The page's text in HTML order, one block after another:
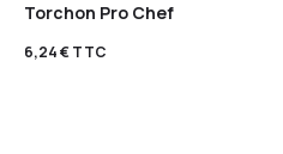
Torchon Pro Chef
6,24€TTC